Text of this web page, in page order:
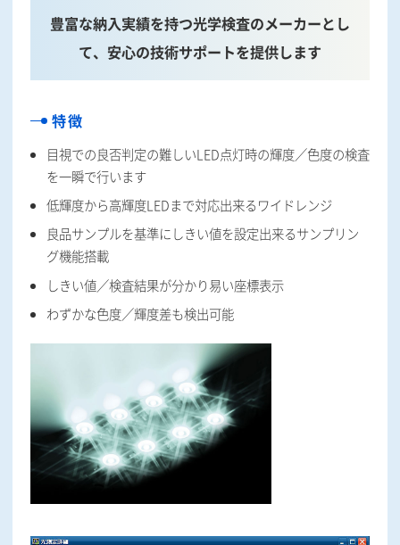
豊富な納入実績を持つ光学検査のメーカーとし
て、安心の技術サポートを提供します
特徴
目視での良否判定の難しいLED点灯時の輝度／色度の検査
を一瞬で行います
低輝度から高輝度LEDまで対応出来るワイドレンジ
良品サンプルを基準にしきい値を設定出来るサンプリン
グ機能搭載
しきい値／検査結果が分かり易い座標表示
わずかな色度／輝度差も検出可能